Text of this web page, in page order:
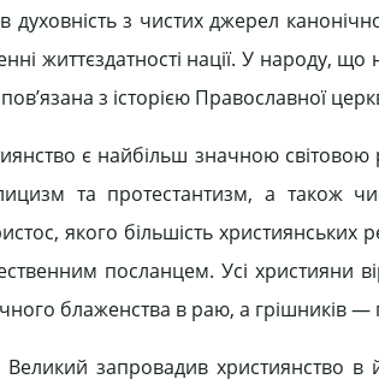
з чистих джерел
життєздатності нації. У народу,
з історією Православної
є найбільш значною
та протестантизм, а також
якого більшість
посланцем. Усі християни
блаженства в раю, а грішників
запровадив християнство в